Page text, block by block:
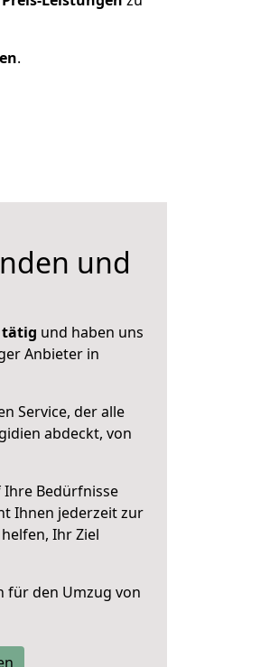
.
und
tätig und haben uns
Anbieter in
Service, der alle
abdeckt, von
Bedürfnisse
Ihnen jederzeit zur
Ihr Ziel
für den Umzug von